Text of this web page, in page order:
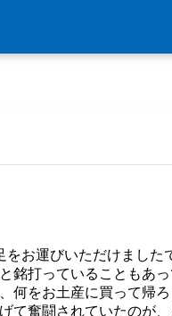
お運びいただけました
銘打っていることもあ
何をお土産に買って帰
て奮闘されていたのが